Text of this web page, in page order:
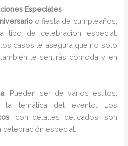
Especiales
o fiesta de cumpleaños,
tipo de celebración especial.
casos te asegura que no solo
te sentirás cómoda y en
: Pueden ser de varios estilos,
la temática del evento. Los
, con detalles delicados, son
celebración especial.